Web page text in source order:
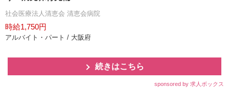
社会医療法人清恵会 清恵会病院
時給1,750円
アルバイト・パート / 大阪府
続きはこちら
sponsored by 求人ボックス